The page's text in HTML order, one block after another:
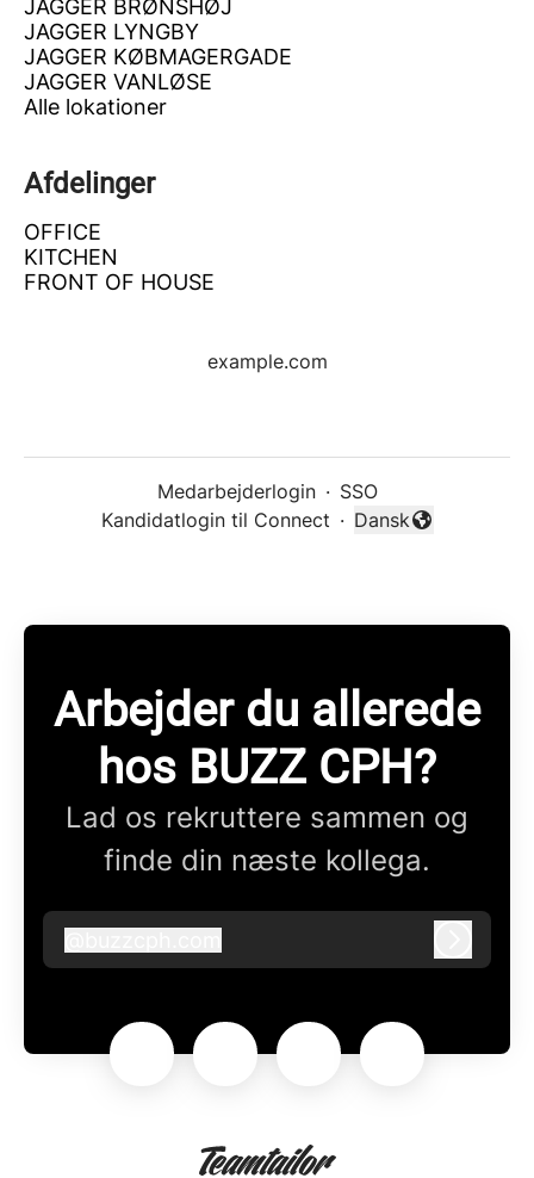
JAGGER BRØNSHØJ
JAGGER LYNGBY
JAGGER KØBMAGERGADE
JAGGER VANLØSE
Alle lokationer
Afdelinger
OFFICE
KITCHEN
FRONT OF HOUSE
example.com
Medarbejderlogin · SSO
Kandidatlogin til Connect ·
Skift sprog
Dansk
Arbejder du allerede
hos BUZZ CPH?
Lad os rekruttere sammen og
finde din næste kollega.
buzzcph.com